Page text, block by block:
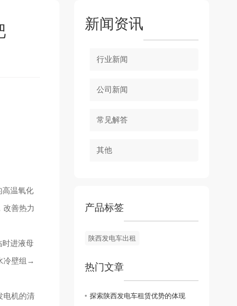
高温氧化
改善热力
进液母
冷壁组→
机的清
新闻资讯
行业新闻
公司新闻
常见解答
其他
产品标签
陕西发电车出租
热门文章
探索陕西发电车租赁优势的体现